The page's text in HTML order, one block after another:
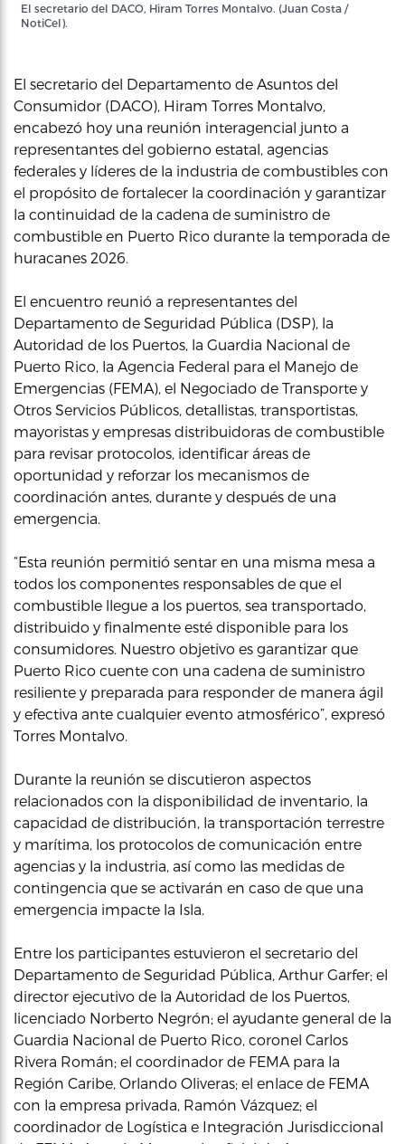
El secretario del DACO, Hiram Torres Montalvo. (Juan Costa /
NotiCel).
El secretario del Departamento de Asuntos del
Consumidor (DACO), Hiram Torres Montalvo,
encabezó hoy una reunión interagencial junto a
representantes del gobierno estatal, agencias
federales y líderes de la industria de combustibles con
el propósito de fortalecer la coordinación y garantizar
la continuidad de la cadena de suministro de
combustible en Puerto Rico durante la temporada de
huracanes 2026.
El encuentro reunió a representantes del
Departamento de Seguridad Pública (DSP), la
Autoridad de los Puertos, la Guardia Nacional de
Puerto Rico, la Agencia Federal para el Manejo de
Emergencias (FEMA), el Negociado de Transporte y
Otros Servicios Públicos, detallistas, transportistas,
mayoristas y empresas distribuidoras de combustible
para revisar protocolos, identificar áreas de
oportunidad y reforzar los mecanismos de
coordinación antes, durante y después de una
emergencia.
“Esta reunión permitió sentar en una misma mesa a
todos los componentes responsables de que el
combustible llegue a los puertos, sea transportado,
distribuido y finalmente esté disponible para los
consumidores. Nuestro objetivo es garantizar que
Puerto Rico cuente con una cadena de suministro
resiliente y preparada para responder de manera ágil
y efectiva ante cualquier evento atmosférico”, expresó
Torres Montalvo.
Durante la reunión se discutieron aspectos
relacionados con la disponibilidad de inventario, la
capacidad de distribución, la transportación terrestre
y marítima, los protocolos de comunicación entre
agencias y la industria, así como las medidas de
contingencia que se activarán en caso de que una
emergencia impacte la Isla.
Entre los participantes estuvieron el secretario del
Departamento de Seguridad Pública, Arthur Garfer; el
director ejecutivo de la Autoridad de los Puertos,
licenciado Norberto Negrón; el ayudante general de la
Guardia Nacional de Puerto Rico, coronel Carlos
Rivera Román; el coordinador de FEMA para la
Región Caribe, Orlando Oliveras; el enlace de FEMA
con la empresa privada, Ramón Vázquez; el
coordinador de Logística e Integración Jurisdiccional